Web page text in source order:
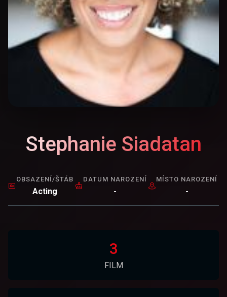
Stephanie Siadatan
OBSAZENÍ/ŠTÁB
Acting
DATUM NAROZENÍ
-
MÍSTO NAROZENÍ
-
3
FILM